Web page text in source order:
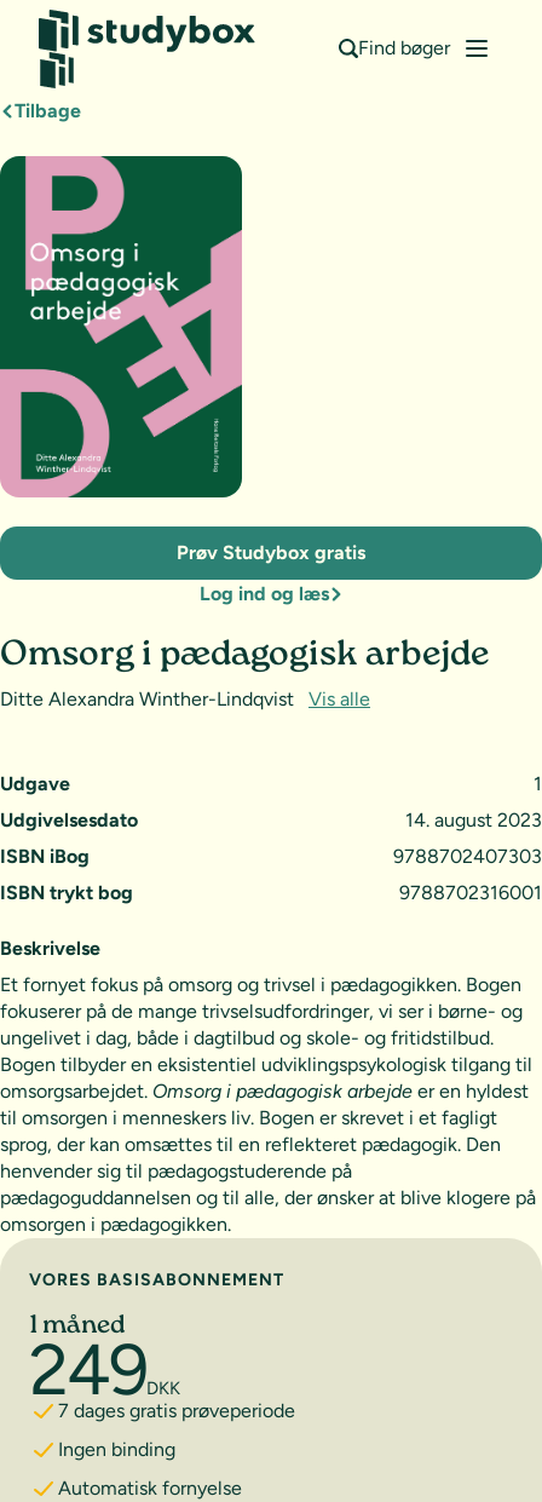
Find bøger
Tilbage
Udgave
1
Udgivelsesdato
14. august 2023
ISBN iBog
9788702407303
ISBN trykt bog
9788702316001
Omsorg i pædagogisk arbejde
Ditte Alexandra Winther-Lindqvist Vis alle
Prøv Studybox gratis
Log ind og læs
Beskrivelse
Et fornyet fokus på omsorg og trivsel i pædagogikken. Bogen
fokuserer på de mange trivselsudfordringer, vi ser i børne- og
ungelivet i dag, både i dagtilbud og skole- og fritidstilbud.
Bogen tilbyder en eksistentiel udviklingspsykologisk tilgang til
omsorgsarbejdet. Omsorg i pædagogisk arbejde er en hyldest
til omsorgen i menneskers liv. Bogen er skrevet i et fagligt
sprog, der kan omsættes til en reflekteret pædagogik. Den
henvender sig til pædagogstuderende på
pædagoguddannelsen og til alle, der ønsker at blive klogere på
omsorgen i pædagogikken.
Vælg abonnement
VORES BASISABONNEMENT
1 måned
249DKK
7 dages gratis prøveperiode
Ingen binding
Automatisk fornyelse